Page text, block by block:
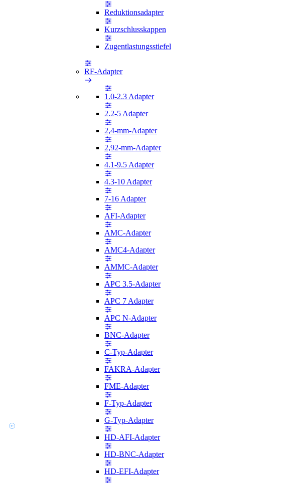
Reduktionsadapter
Kurzschlusskappen
Zugentlastungsstiefel
RF-Adapter
1.0-2.3 Adapter
2.2-5 Adapter
2,4-mm-Adapter
2,92-mm-Adapter
4.1-9.5 Adapter
4.3-10 Adapter
7-16 Adapter
AFI-Adapter
AMC-Adapter
AMC4-Adapter
AMMC-Adapter
APC 3.5-Adapter
APC 7 Adapter
APC N-Adapter
BNC-Adapter
C-Typ-Adapter
FAKRA-Adapter
FME-Adapter
F-Typ-Adapter
G-Typ-Adapter
HD-AFI-Adapter
HD-BNC-Adapter
HD-EFI-Adapter